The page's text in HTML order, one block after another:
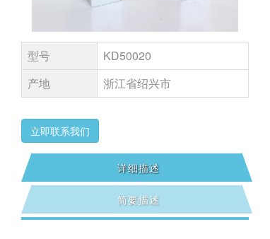
型号
KD50020
产地
浙江省绍兴市
立即联系我们
详细描述
简要描述